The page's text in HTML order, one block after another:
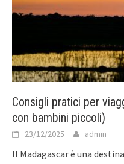
Consigli pratici per
con bambini piccoli)
23/12/2025 admin
Il Madagascar è una